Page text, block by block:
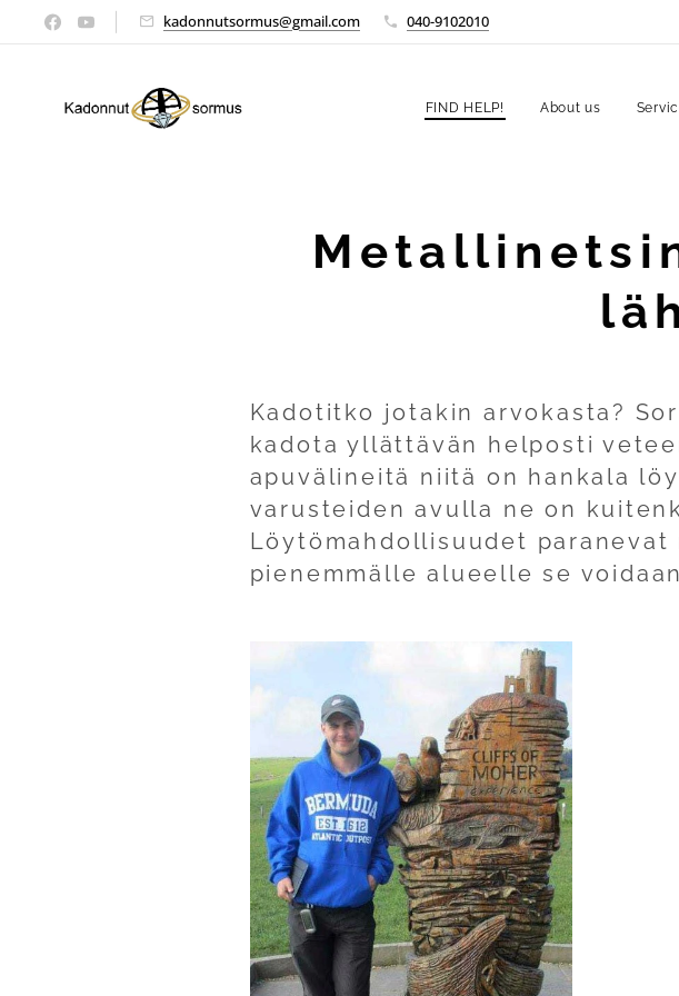
kadonnutsormus@gmail.com 040-9102010
FIND HELP! About us
Kadotitko jotakin arvokasta?
kadota yllättävän helposti
apuvälineitä niitä on hankala
varusteiden avulla ne on
Löytömahdollisuudet
pienemmälle alueelle se